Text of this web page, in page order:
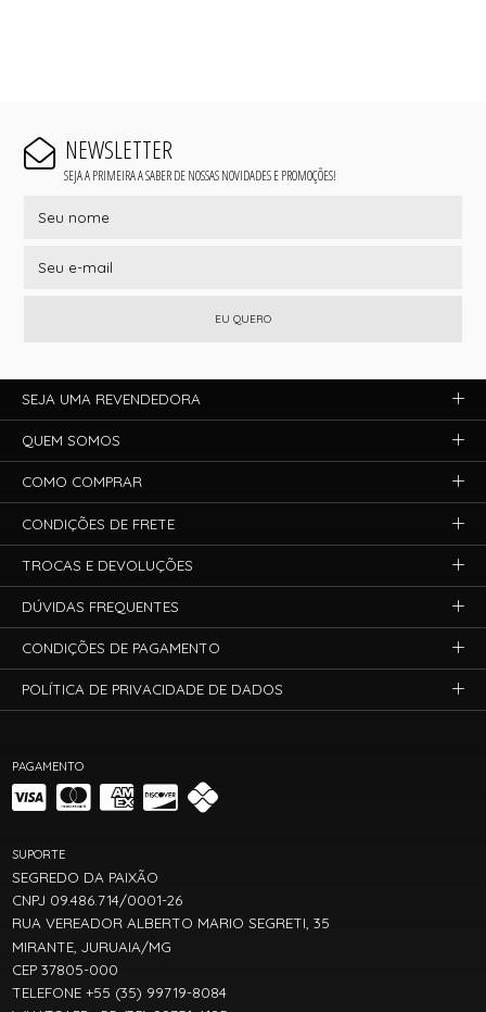
NEWSLETTER
SEJA A PRIMEIRA A SABER DE NOSSAS NOVIDADES E PROMOÇÕES!
EU QUERO
PAGAMENTO
SUPORTE
SEGREDO DA PAIXÃO
CNPJ 09.486.714/0001-26
RUA VEREADOR ALBERTO MARIO SEGRETI, 35
MIRANTE, JURUAIA/MG
CEP 37805-000
TELEFONE +55 (35) 99719-8084
SEJA UMA REVENDEDORA
QUEM SOMOS
COMO COMPRAR
CONDIÇÕES DE FRETE
TROCAS E DEVOLUÇÕES
DÚVIDAS FREQUENTES
CONDIÇÕES DE PAGAMENTO
POLÍTICA DE PRIVACIDADE DE DADOS